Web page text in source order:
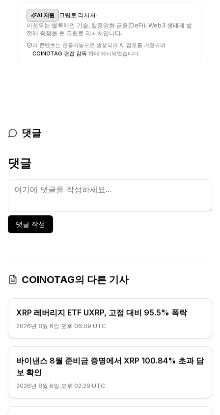
AI 지원 크립토 리서처·
이성우는 블록체인 기술, 탈중앙화 금융(DeFi), Web3 생태계 발
전에 중점을 둔 크립토 리서처입니다.
이 콘텐츠는 인공지능으로 생성되어 AI 검토를 거쳤으며
COINOTAG 편집 감독 하에 게시되었습니다.
댓글
댓글
댓글 작성
COINOTAG의 다른 기사
XRP 레버리지 ETF UXRP, 고점 대비 95.5% 폭락
2026년 8월 6일 오후 06:09 UTC
바이낸스 8월 준비금 증명에서 XRP 100.84% 초과 담
보 확인
2026년 8월 6일 오후 02:29 UTC